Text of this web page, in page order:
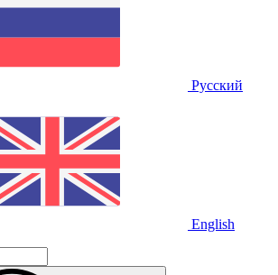
Русский
English